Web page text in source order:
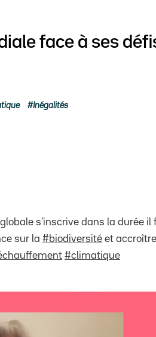
face à ses
Inégalités
s’inscrive dans la durée il
sur la #biodiversité et
#climatique